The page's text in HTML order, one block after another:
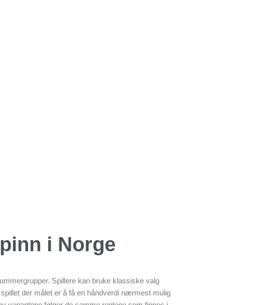
i Norge
Spillere kan bruke klassiske valg
der målet er å få en håndverdi nærmest mulig